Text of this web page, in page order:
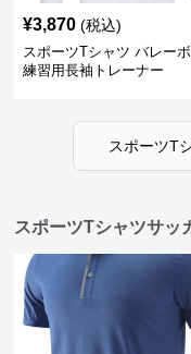
¥3,870 (税込)
スポーツTシャツ バレー
練習用長袖トレーナー
スポーツT
スポーツTシャツサッ